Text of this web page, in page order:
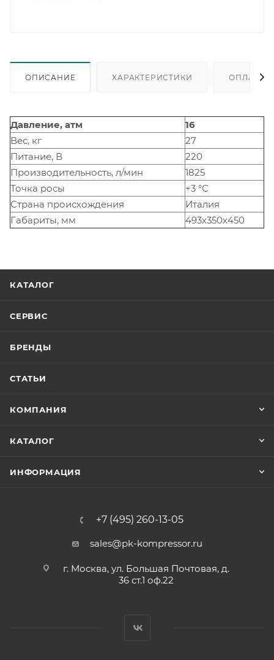
ОПИСАНИЕ ХАРАКТЕРИСТИКИ ОПЛАТА
Давление, атм
16
Вес, кг
27
Питание, В
220
Производительность, л/мин
1825
Точка росы
+3 °С
Страна происхождения
Италия
Габариты, мм
493х350х450
КАТАЛОГ
СЕРВИС
БРЕНДЫ
СТАТЬИ
КОМПАНИЯ
КАТАЛОГ
ИНФОРМАЦИЯ
+7 (495) 260-13-05
sales@pk-kompressor.ru
г. Москва, ул. Большая Почтовая, д.
36 ст.1 оф.22